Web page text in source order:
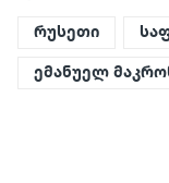
რუსეთი
ემანუელ